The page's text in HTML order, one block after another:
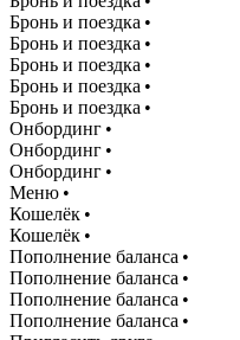
Бронь и поездка •
Бронь и поездка •
Бронь и поездка •
Бронь и поездка •
Бронь и поездка •
Онбординг •
Онбординг •
Онбординг •
Меню •
Кошелёк •
Кошелёк •
Пополнение баланса •
Пополнение баланса •
Пополнение баланса •
Пополнение баланса •